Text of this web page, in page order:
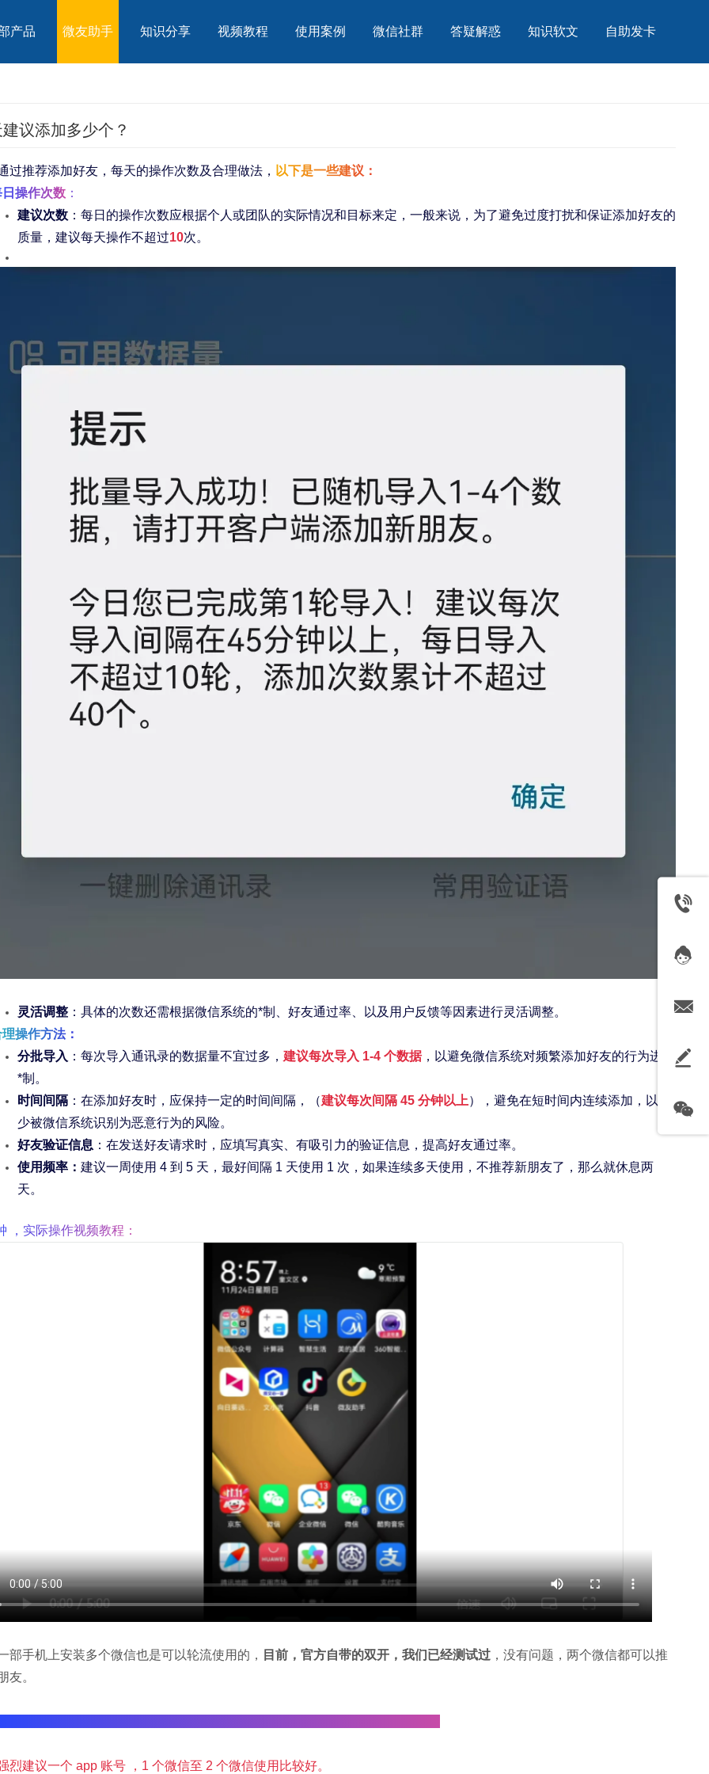
产品 微友助手 知识分享 视频教程 使用案例 微信社群 答疑解惑 知识软文 自助发卡
议添加多少个？
过推荐添加好友，每天的操作次数及合理做法， 以下是一些建议：
日操作次数 ：
建议次数 ：每日的操作次数应根据个人或团队的实际情况和目标来定，一般来说，为了避免过度打扰和保证添加好友的
质量，建议每天操作不超过10次。
灵活调整 ：具体的次数还需根据微信系统的*制、好友通过率、以及用户反馈等因素进行灵活调整。
操作方法：
分批导入 ：每次导入通讯录的数据量不宜过多， 建议每次导入 1-4 个数据，以避免微信系统对频繁添加好友的行为进行
*制。
时间间隔 ：在添加好友时，应保持一定的时间间隔，（建议每次间隔 45 分钟以上），避免在短时间内连续添加，以减
少被微信系统识别为恶意行为的风险。
好友验证信息 ：在发送好友请求时，应填写真实、有吸引力的验证信息，提高好友通过率。
使用频率： 建议一周使用 4 到 5 天，最好间隔 1 天使用 1 次，如果连续多天使用，不推荐新朋友了，那么就休息两
天。
，实际操作视频教程：
部手机上安装多个微信也是可以轮流使用的， 目前，官方自带的双开，我们已经测试过 ，没有问题，两个微信都可以推
友。
烈建议一个 app 账号 ，1 个微信至 2 个微信使用比较好。